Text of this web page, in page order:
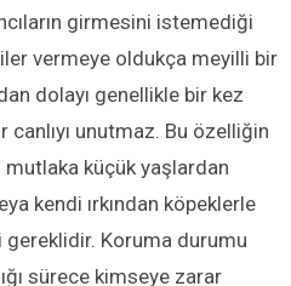
girmesini istemediği
vermeye oldukça meyilli bir
dolayı genellikle bir kez
canlıyı unutmaz. Bu özelliğin
küçük yaşlardan
kendi ırkından köpeklerle
Koruma durumu
sürece kimseye zarar